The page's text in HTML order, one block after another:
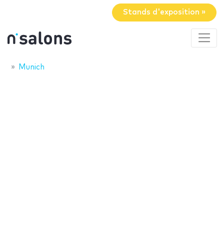
Stands d'exposition »
Munich